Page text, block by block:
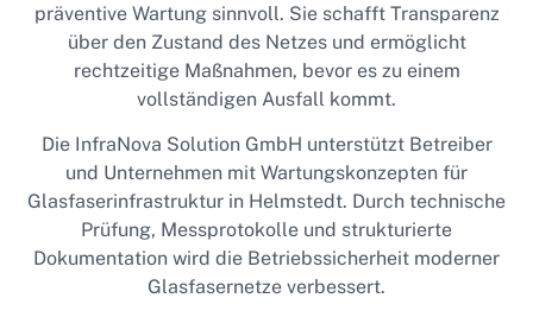
präventive Wartung sinnvoll. Sie schafft Transparenz
über den Zustand des Netzes und ermöglicht
rechtzeitige Maßnahmen, bevor es zu einem
vollständigen Ausfall kommt.
Die InfraNova Solution GmbH unterstützt Betreiber
und Unternehmen mit Wartungskonzepten für
Glasfaserinfrastruktur in Helmstedt. Durch technische
Prüfung, Messprotokolle und strukturierte
Dokumentation wird die Betriebssicherheit moderner
Glasfasernetze verbessert.